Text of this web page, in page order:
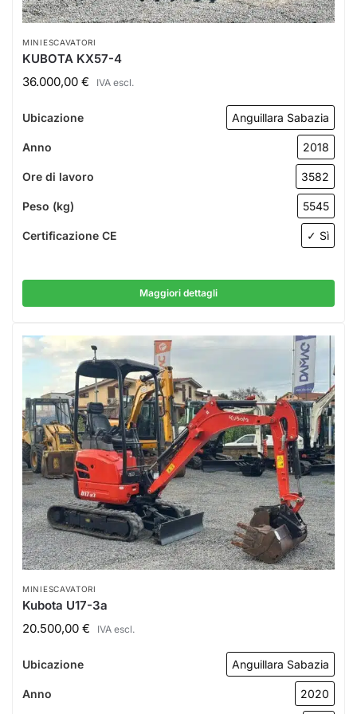
MINIESCAVATORI
KUBOTA KX57-4
36.000,00 € IVA escl.
Ubicazione Anguillara Sabazia
Anno 2018
Ore di lavoro 3582
Peso (kg) 5545
Certificazione CE ✓ Sì
Maggiori dettagli
MINIESCAVATORI
Kubota U17-3a
20.500,00 € IVA escl.
Ubicazione Anguillara Sabazia
Anno 2020